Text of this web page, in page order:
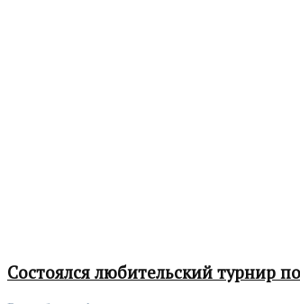
Состоялся любительский турнир